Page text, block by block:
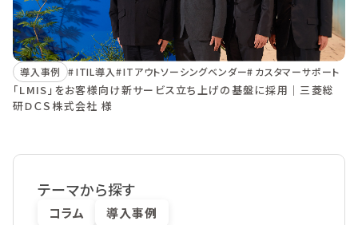
導入事例 ITIL導入 ITアウトソーシングベンダー カスタマーサポート
「LMIS」をお客様向け新サービス立ち上げの基盤に採用｜三菱総
研ＤＣＳ株式会社 様
テーマから探す
コラム 導入事例